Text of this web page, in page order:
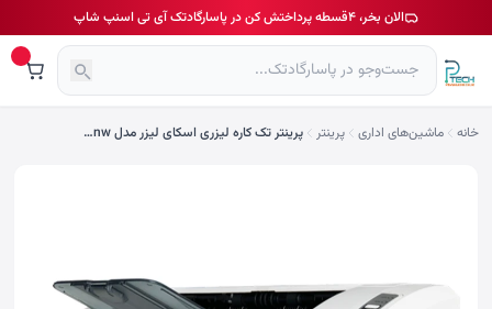
الان بخر، ۴قسطه پرداختش کن در پاسارگادتک آی تی اسنپ شاپ
خانه ماشین‌های اداری پرينتر پرینتر تک کاره لیزری اسکای لیزر مدل p130nw